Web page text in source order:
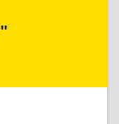
р-н,